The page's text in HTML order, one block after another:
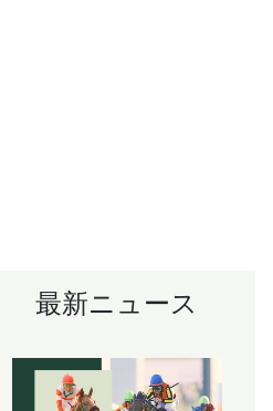
最新ニュース